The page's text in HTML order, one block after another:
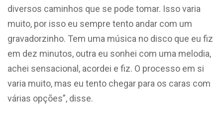
diversos caminhos que se pode tomar. Isso varia
muito, por isso eu sempre tento andar com um
gravadorzinho. Tem uma música no disco que eu fiz
em dez minutos, outra eu sonhei com uma melodia,
achei sensacional, acordei e fiz. O processo em si
varia muito, mas eu tento chegar para os caras com
várias opções”, disse.